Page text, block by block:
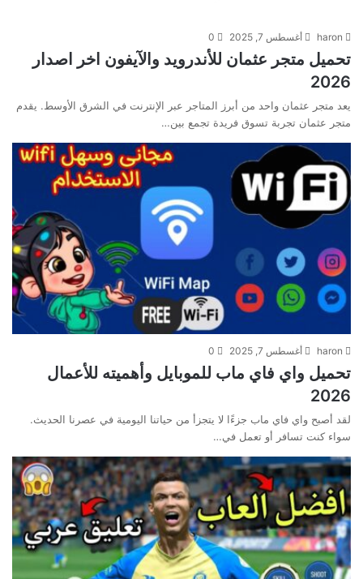
haron أغسطس 7, 2025 0
تحميل متجر عثمان للأندرويد والآيفون اخر اصدار
2026
يعد متجر عثمان واحد من أبرز المتاجر عبر الإنترنت في الشرق الأوسط. يقدم
متجر عثمان تجربة تسوق فريدة تجمع بين…
haron أغسطس 7, 2025 0
تحميل واي فاي ماب للموبايل وأهميته للأعمال
2026
لقد أصبح واي فاي ماب جزءًا لا يتجزأ من حياتنا اليومية في عصرنا الحديث.
سواء كنت تسافر أو تعمل في…